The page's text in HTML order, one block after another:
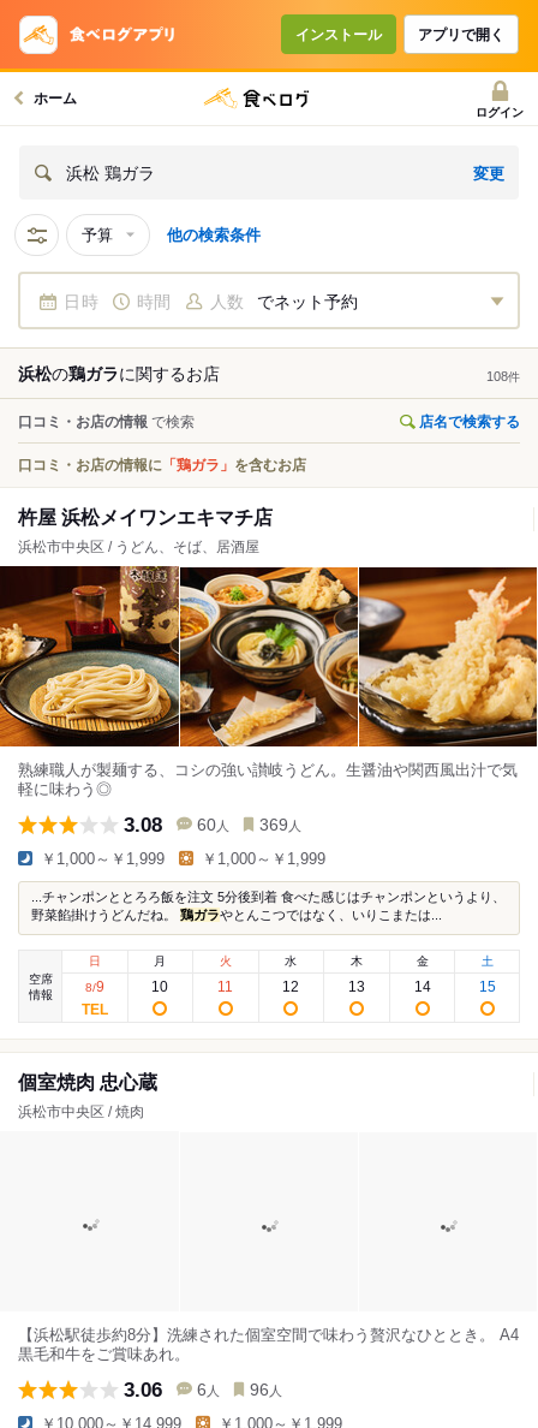
インストール アプリで開く
ホーム
ログイン
浜松 鶏ガラ 変更
予算 他の検索条件
日時 時間 人数 でネット予約
浜松の鶏ガラに関するお店 108件
口コミ・お店の情報 で検索 店名で検索する
口コミ・お店の情報に 「鶏ガラ」 を含むお店
杵屋 浜松メイワンエキマチ店
浜松市中央区 / うどん、そば、居酒屋
熟練職人が製麺する、コシの強い讃岐うどん。生醤油や関西風出汁で気
軽に味わう◎
3.08 60 人 369 人
￥1,000～￥1,999 ￥1,000～￥1,999
...チャンポンととろろ飯を注文 5分後到着 食べた感じはチャンポンというより、
野菜餡掛けうどんだね。 鶏ガラやとんこつではなく、いりこまたは...
空席
情報
日
8/9
月
10
火
11
水
12
木
13
金
14
土
15
個室焼肉 忠心蔵
浜松市中央区 / 焼肉
【浜松駅徒歩約8分】洗練された個室空間で味わう贅沢なひととき。 A4
黒毛和牛をご賞味あれ。
3.06 6 人 96 人
￥10,000～￥14,999 ￥1,000～￥1,999